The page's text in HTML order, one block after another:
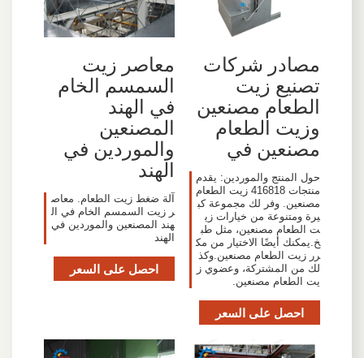
مصادر شركات
تصنيع زيت
الطعام مصنعين
وزيت الطعام
مصنعين في
حول المنتج والموردين: يقدم
منتجات 416818 زيت الطعام
مصنعين. وفر لك مجموعة كب
يرة ومتنوعة من خيارات زي
ت الطعام مصنعين، مثل طب
خ.يمكنك أيضًا الاختيار من مك
رر زيت الطعام مصنعين.وكذ
لك من المشتركة، وعضوي ز
يت الطعام مصنعين.
احصل على السعر
معاصر زيت
السمسم الخام
في الهند
المصنعين
والموردين في
الهند
آلة ضغط زيت الطعام. معاص
ر زيت السمسم الخام في ال
هند المصنعين والموردين في
الهند
احصل على السعر